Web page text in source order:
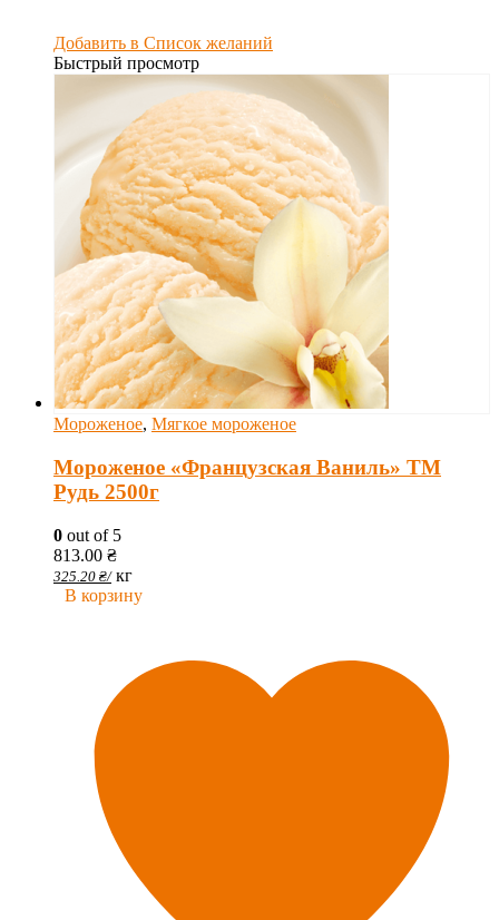
Добавить в Список желаний
Быстрый просмотр
Мороженое, Мягкое мороженое
Мороженое «Французская Ваниль» ТМ
Рудь 2500г
0 out of 5
813.00 ₴
325.20 ₴/ кг
В корзину